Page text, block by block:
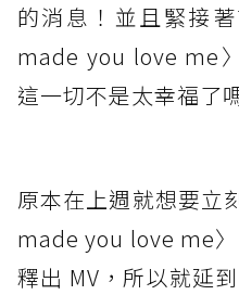
的消息！並且緊接
made you love me
這一切不是太幸福了
原本在上週就想要立
made you love me
釋出 MV，所以就延